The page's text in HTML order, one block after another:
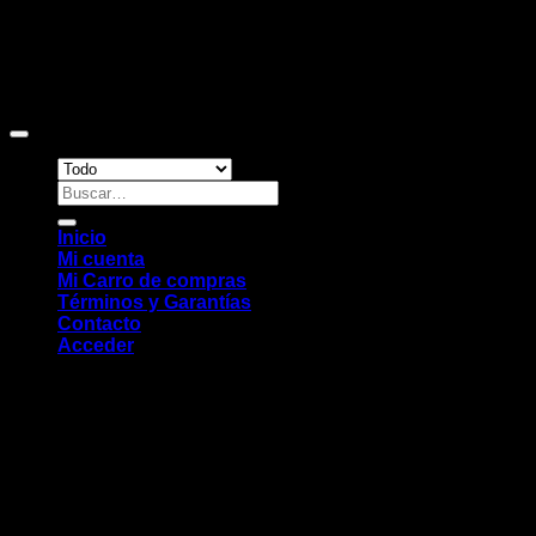
Buscar
por:
Inicio
Mi cuenta
Mi Carro de compras
Términos y Garantías
Contacto
Acceder